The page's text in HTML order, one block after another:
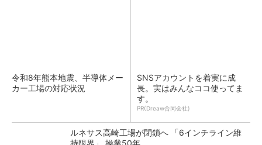
令和8年熊本地震、半導体メー
カー工場の対応状況
SNSアカウントを着実に成
長。実はみんなココ使ってま
す。
PR(Dreaw合同会社)
ルネサス高崎工場が閉鎖へ 「6インチライン維
持限界」 操業50年